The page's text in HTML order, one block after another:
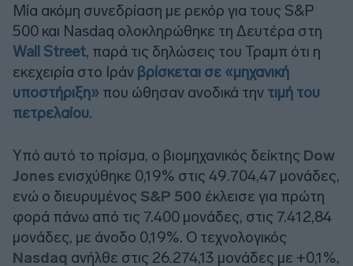
Μία ακόμη συνεδρίαση με ρεκόρ για τους S&P
500 και Νasdaq ολοκληρώθηκε τη Δευτέρα στη
Wall Street, παρά τις δηλώσεις του Τραμπ ότι η
εκεχειρία στο Ιράν βρίσκεται σε «μηχανική
υποστήριξη» που ώθησαν ανοδικά την τιμή του
πετρελαίου.
Υπό αυτό το πρίσμα, ο βιομηχανικός δείκτης Dow
Jones ενισχύθηκε 0,19% στις 49.704,47 μονάδες,
ενώ ο διευρυμένος S&P 500 έκλεισε για πρώτη
φορά πάνω από τις 7.400 μονάδες, στις 7.412,84
μονάδες, με άνοδο 0,19%. Ο τεχνολογικός
Nasdaq ανήλθε στις 26.274,13 μονάδες με +0,1%,